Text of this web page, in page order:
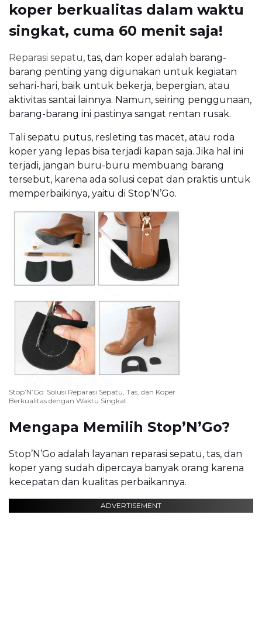
koper berkualitas dalam waktu
singkat, cuma 60 menit saja!
Reparasi sepatu, tas, dan koper adalah barang-
barang penting yang digunakan untuk kegiatan
sehari-hari, baik untuk bekerja, bepergian, atau
aktivitas santai lainnya. Namun, seiring penggunaan,
barang-barang ini pastinya sangat rentan rusak.
Tali sepatu putus, resleting tas macet, atau roda
koper yang lepas bisa terjadi kapan saja. Jika hal ini
terjadi, jangan buru-buru membuang barang
tersebut, karena ada solusi cepat dan praktis untuk
memperbaikinya, yaitu di Stop’N’Go.
Stop’N’Go: Solusi Reparasi Sepatu, Tas, dan Koper
Berkualitas dengan Waktu Singkat
Mengapa Memilih Stop’N’Go?
Stop’N’Go adalah layanan reparasi sepatu, tas, dan
koper yang sudah dipercaya banyak orang karena
kecepatan dan kualitas perbaikannya.
ADVERTISEMENT